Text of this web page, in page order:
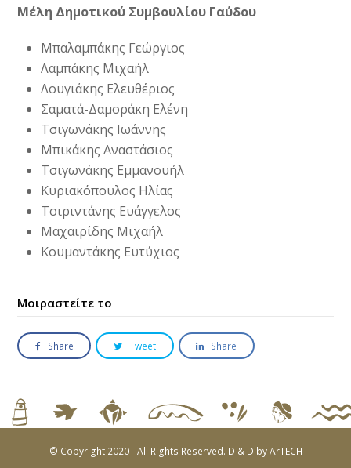
Μέλη Δημοτικού Συμβουλίου Γαύδου
Μπαλαμπάκης Γεώργιος
Λαμπάκης Μιχαήλ
Λουγιάκης Ελευθέριος
Σαματά-Δαμοράκη Ελένη
Τσιγωνάκης Ιωάννης
Μπικάκης Αναστάσιος
Τσιγωνάκης Εμμανουήλ
Κυριακόπουλος Ηλίας
Τσιριντάνης Ευάγγελος
Μαχαιρίδης Μιχαήλ
Κουμαντάκης Ευτύχιος
Μοιραστείτε το
Share Tweet Share
© Copyright 2020 - All Rights Reserved. D & D byArTECH